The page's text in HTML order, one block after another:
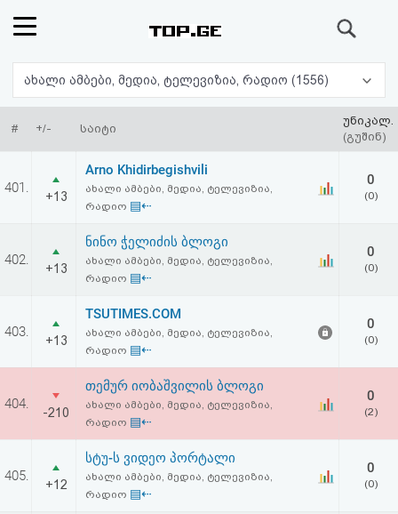
რეიტინგი
(მთავარი)
ფოსტა
კითხვა-
ავტორიზაცია
რეგისტრაცია
პაროლის
აღდგენა
კოდი
ახალი ამბები, მედია, ტელევიზია, რადიო (1556)
# +/- საიტი
უნიკალ.
(გუშინ)
401.
+13
Arno Khidirbegishvili
ახალი ამბები, მედია, ტელევიზია,
რადიო ▤⇠
0
(0)
402.
+13
ნინო ჭელიძის ბლოგი
ახალი ამბები, მედია, ტელევიზია,
რადიო ▤⇠
0
(0)
403.
+13
TSUTIMES.COM
ახალი ამბები, მედია, ტელევიზია,
რადიო ▤⇠
0
(0)
404.
-210
თემურ იობაშვილის ბლოგი
ახალი ამბები, მედია, ტელევიზია,
რადიო ▤⇠
0
(2)
405.
+12
სტუ-ს ვიდეო პორტალი
ახალი ამბები, მედია, ტელევიზია,
რადიო ▤⇠
0
(0)